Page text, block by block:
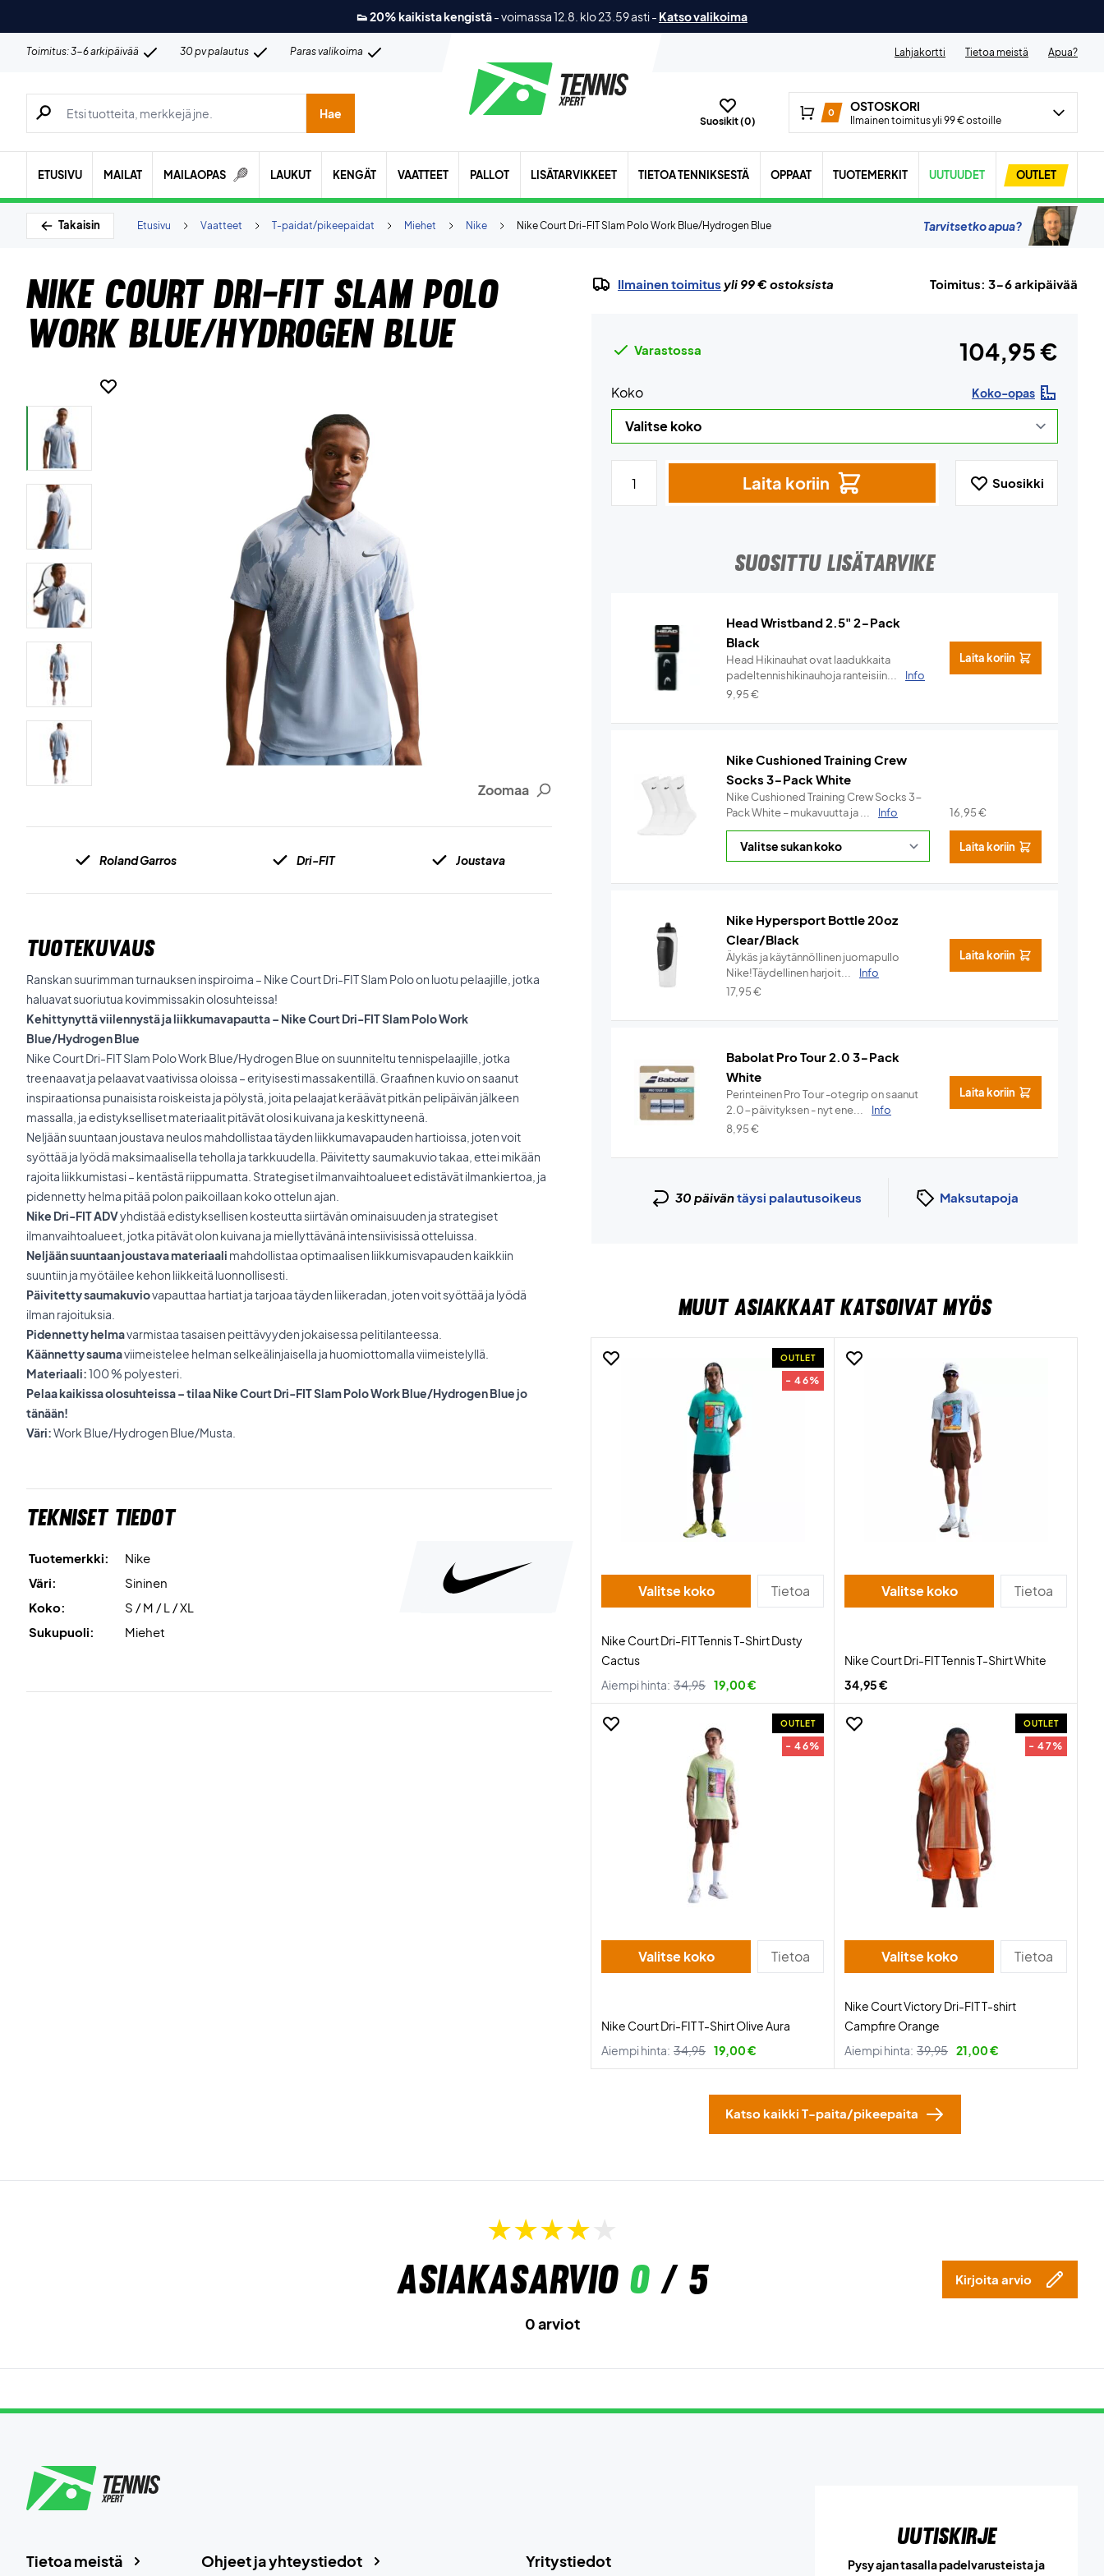
👟 20% kaikista kengistä-voimassa 12.8. klo 23.59 asti- Katso valikoima
Toimitus: 3-6 arkipäivää 30 pv palautus Paras valikoima Lahjakortti Tietoa meistä Apua?
Hae tuotteita, merkkejä jne.
Hae
Suosikit (0)
0 OSTOSKORI
Ilmainen toimitus yli 99 € ostoille
ETUSIVU MAILAT MAILAOPAS LAUKUT KENGÄT VAATTEET PALLOT LISÄTARVIKKEET TIETOA TENNIKSESTÄ OPPAAT TUOTEMERKIT UUTUUDET OUTLET
Takaisin Nike Court Dri-FIT Slam Polo Work Blue/Hydrogen Blue
Nike
Miehet
T-paidat/pikeepaidat
Vaatteet
Etusivu Tarvitsetko apua?
Nike Court Dri-FIT Slam Polo
Work Blue/Hydrogen Blue
Zoomaa
Roland Garros Dri-FIT Joustava
TUOTEKUVAUS
Ranskan suurimman turnauksen inspiroima – Nike Court Dri-FIT Slam Polo on luotu pelaajille, jotka
haluavat suoriutua kovimmissakin olosuhteissa!
Kehittynyttä viilennystä ja liikkumavapautta – Nike Court Dri-FIT Slam Polo Work
Blue/Hydrogen Blue
Nike Court Dri-FIT Slam Polo Work Blue/Hydrogen Blue on suunniteltu tennispelaajille, jotka
treenaavat ja pelaavat vaativissa oloissa – erityisesti massakentillä. Graafinen kuvio on saanut
inspiraationsa punaisista roiskeista ja pölystä, joita pelaajat keräävät pitkän pelipäivän jälkeen
massalla, ja edistykselliset materiaalit pitävät olosi kuivana ja keskittyneenä.
Neljään suuntaan joustava neulos mahdollistaa täyden liikkumavapauden hartioissa, joten voit
syöttää ja lyödä maksimaalisella teholla ja tarkkuudella. Päivitetty saumakuvio takaa, ettei mikään
rajoita liikkumistasi – kentästä riippumatta. Strategiset ilmanvaihtoalueet edistävät ilmankiertoa, ja
pidennetty helma pitää polon paikoillaan koko ottelun ajan.
Nike Dri-FIT ADVyhdistää edistyksellisen kosteutta siirtävän ominaisuuden ja strategiset
ilmanvaihtoalueet, jotka pitävät olon kuivana ja miellyttävänä intensiivisissä otteluissa.
Neljään suuntaan joustava materiaali mahdollistaa optimaalisen liikkumisvapauden kaikkiin
suuntiin ja myötäilee kehon liikkeitä luonnollisesti.
Päivitetty saumakuviovapauttaa hartiat ja tarjoaa täyden liikeradan, joten voit syöttää ja lyödä
ilman rajoituksia.
Pidennetty helmavarmistaa tasaisen peittävyyden jokaisessa pelitilanteessa.
Käännetty saumaviimeistelee helman selkeälinjaisella ja huomiottomalla viimeistelyllä.
Materiaali:100 % polyesteri.
Pelaa kaikissa olosuhteissa – tilaa Nike Court Dri-FIT Slam Polo Work Blue/Hydrogen Blue jo
tänään!
Väri:Work Blue/Hydrogen Blue/Musta.
Tekniset tiedot
Tuotemerkki:
Nike
Väri:
Sininen
Koko:
S / M / L / XL
Sukupuoli:
Miehet
Ilmainen toimitus yli 99 € ostoksista Toimitus: 3-6 arkipäivää
Varastossa 104,95 €
Koko Koko-opas
Laita koriin Suosikki
SUOSITTU LISÄTARVIKE
Head Wristband 2.5" 2-Pack
Black
Head Hikinauhat ovat laadukkaita
padeltennishikinauhoja ranteisiin...
Info
9,95€
Laita koriin
Nike Cushioned Training Crew
Socks 3-Pack White
Nike Cushioned Training Crew Socks 3-
Pack White – mukavuutta ja ...
Info 16,95€
Laita koriin
Nike Hypersport Bottle 20oz
Clear/Black
Älykäs ja käytännöllinen juomapullo
Nike!Täydellinen harjoit...
Info
17,95€
Laita koriin
Babolat Pro Tour 2.0 3-Pack
White
Perinteinen Pro Tour -otegrip on saanut
2.0-päivityksen - nyt ene...
Info
8,95€
Laita koriin
30 päiväntäysi palautusoikeus Maksutapoja
MUUT ASIAKKAAT KATSOIVAT MYÖS
OUTLET
- 46%
Valitse koko Tietoa
Nike Court Dri-FIT Tennis T-Shirt Dusty
Cactus
Aiempi hinta: 34,95 19,00 €
Valitse koko Tietoa
Nike Court Dri-FIT Tennis T-Shirt White
34,95 €
OUTLET
- 46%
Valitse koko Tietoa
Nike Court Dri-FIT T-Shirt Olive Aura
Aiempi hinta: 34,95 19,00 €
OUTLET
- 47%
Valitse koko Tietoa
Nike Court Victory Dri-FIT T-shirt
Campfire Orange
Aiempi hinta: 39,95 21,00 €
Katso kaikki T-paita/pikeepaita
Asiakasarvio 0/ 5 Kirjoita arvio
0 arviot
Yritystiedot
Ohjeet ja yhteystiedot
Tietoa meistä
Uutiskirje
Pysy ajan tasalla padelvarusteista ja